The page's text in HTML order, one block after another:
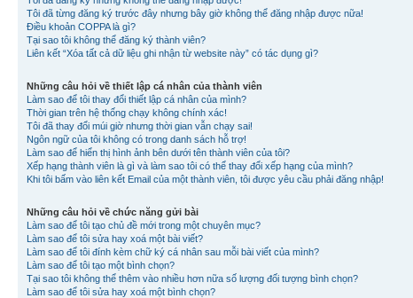
Tôi đã từng đăng ký trước đây nhưng bây giờ không thể đăng nhập được nữa!
Điều khoản COPPA là gì?
Tại sao tôi không thể đăng ký thành viên?
Liên kết “Xóa tất cả dữ liệu ghi nhận từ website này” có tác dụng gì?
Những câu hỏi về thiết lập cá nhân của thành viên
Làm sao để tôi thay đổi thiết lập cá nhân của mình?
Thời gian trên hệ thống chạy không chính xác!
Tôi đã thay đổi múi giờ nhưng thời gian vẫn chạy sai!
Ngôn ngữ của tôi không có trong danh sách hỗ trợ!
Làm sao để hiển thị hình ảnh bên dưới tên thành viên của tôi?
Xếp hạng thành viên là gì và làm sao tôi có thể thay đổi xếp hạng của mình?
Khi tôi bấm vào liên kết Email của một thành viên, tôi được yêu cầu phải đăng nhập!
Những câu hỏi về chức năng gửi bài
Làm sao để tôi tạo chủ đề mới trong một chuyên mục?
Làm sao để tôi sửa hay xoá một bài viết?
Làm sao để tôi đính kèm chữ ký cá nhân sau mỗi bài viết của mình?
Làm sao để tôi tạo một bình chọn?
Tại sao tôi không thể thêm vào nhiều hơn nữa số lượng đối tượng bình chọn?
Làm sao để tôi sửa hay xoá một bình chọn?